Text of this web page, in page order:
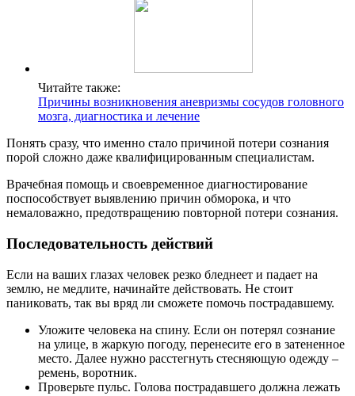
Читайте также:
Причины возникновения аневризмы сосудов головного
мозга, диагностика и лечение
Понять сразу, что именно стало причиной потери сознания
порой сложно даже квалифицированным специалистам.
Врачебная помощь и своевременное диагностирование
поспособствует выявлению причин обморока, и что
немаловажно, предотвращению повторной потери сознания.
Последовательность действий
Если на ваших глазах человек резко бледнеет и падает на
землю, не медлите, начинайте действовать. Не стоит
паниковать, так вы вряд ли сможете помочь пострадавшему.
Уложите человека на спину. Если он потерял сознание
на улице, в жаркую погоду, перенесите его в затененное
место. Далее нужно расстегнуть стесняющую одежду –
ремень, воротник.
Проверьте пульс. Голова пострадавшего должна лежать